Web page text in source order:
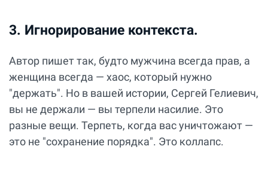
3. Игнорирование контекста.
Автор пишет так, будто мужчина всегда прав, а
женщина всегда — хаос, который нужно
"держать". Но в вашей истории, Сергей Гелиевич,
вы не держали — вы терпели насилие. Это
разные вещи. Терпеть, когда вас уничтожают —
это не "сохранение порядка". Это коллапс.